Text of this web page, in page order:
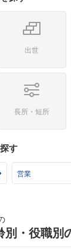
出世
長所・短所
す
営業
別・役職別